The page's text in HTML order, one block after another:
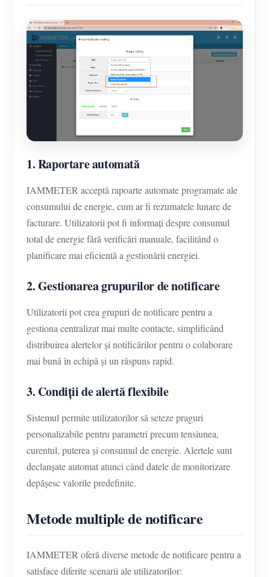
1. Raportare automată
IAMMETER acceptă rapoarte automate programate ale
consumului de energie, cum ar fi rezumatele lunare de
facturare. Utilizatorii pot fi informați despre consumul
total de energie fără verificări manuale, facilitând o
planificare mai eficientă a gestionării energiei.
2. Gestionarea grupurilor de notificare
Utilizatorii pot crea grupuri de notificare pentru a
gestiona centralizat mai multe contacte, simplificând
distribuirea alertelor și notificărilor pentru o colaborare
mai bună în echipă și un răspuns rapid.
3. Condiții de alertă flexibile
Sistemul permite utilizatorilor să seteze praguri
personalizabile pentru parametri precum tensiunea,
curentul, puterea și consumul de energie. Alertele sunt
declanșate automat atunci când datele de monitorizare
depășesc valorile predefinite.
Metode multiple de notificare
IAMMETER oferă diverse metode de notificare pentru a
satisface diferite scenarii ale utilizatorilor: